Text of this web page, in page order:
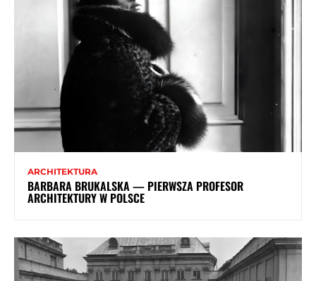
ARCHITEKTURA
BARBARA BRUKALSKA — PIERWSZA PROFESOR
ARCHITEKTURY W POLSCE